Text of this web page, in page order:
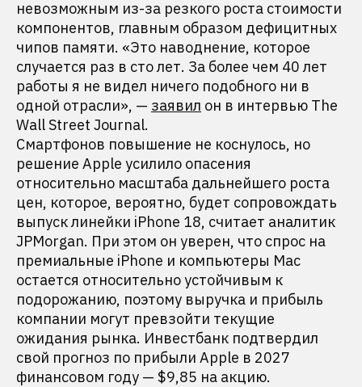
невозможным из-за резкого роста стоимости
компонентов, главным образом дефицитных
чипов памяти. «Это наводнение, которое
случается раз в сто лет. За более чем 40 лет
работы я не видел ничего подобного ни в
одной отрасли», — заявил он в интервью The
Wall Street Journal.
Смартфонов повышение не коснулось, но
решение Apple усилило опасения
относительно масштаба дальнейшего роста
цен, которое, вероятно, будет сопровождать
выпуск линейки iPhone 18, считает аналитик
JPMorgan. При этом он уверен, что спрос на
премиальные iPhone и компьютеры Mac
остается относительно устойчивым к
подорожанию, поэтому выручка и прибыль
компании могут превзойти текущие
ожидания рынка. Инвестбанк подтвердил
свой прогноз по прибыли Apple в 2027
финансовом году — $9,85 на акцию.